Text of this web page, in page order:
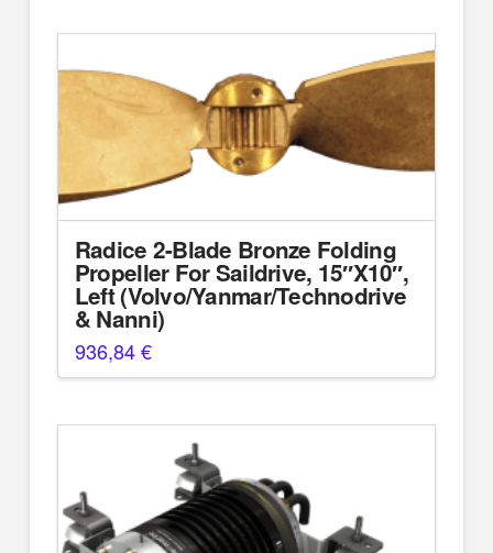
Radice 2-Blade Bronze Folding
Propeller For Saildrive, 15″X10″,
Left (Volvo/Yanmar/Technodrive
& Nanni)
936,84€